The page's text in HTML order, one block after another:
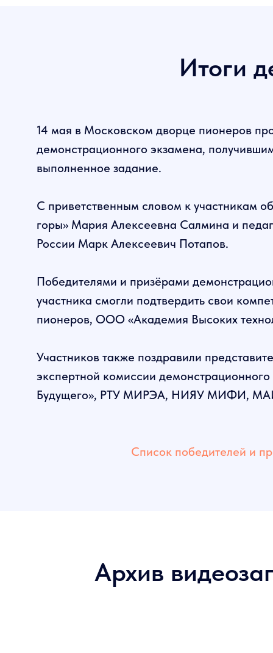
Итоги
14 мая в Московском дворце пионеров
демонстрационного экзамена,
выполненное задание.
С приветственным словом к участникам
горы» Мария Алексеевна Салмина и
России Марк Алексеевич Потапов.
Победителями и призёрами
участника смогли подтвердить свои
пионеров, ООО «Академия Высоких
Участников также поздравили
экспертной комиссии
Будущего», РТУ МИРЭА, НИЯУ МИФИ,
Список победителей и
Архив